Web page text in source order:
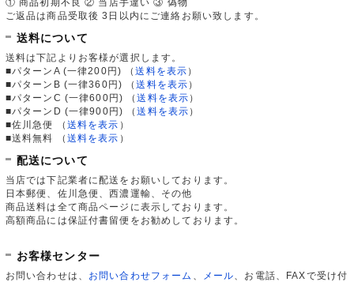
① 商品初期不良 ② 当店手違い ③ 偽物
ご返品は商品受取後 3日以内にご連絡お願い致します。
送料について
送料は下記よりお客様が選択します。
■パターンA (一律200円)
（送料を表示 ）
■パターンB (一律360円)
（送料を表示 ）
■パターンC (一律600円)
（送料を表示 ）
■パターンD (一律900円)
（送料を表示 ）
■佐川急便
（ 送料を表示 ）
■送料無料
（ 送料を表示 ）
配送について
当店では下記業者に配送をお願いしております。
日本郵便、佐川急便、西濃運輸、その他
商品送料は全て商品ページに表示しております。
高額商品には保証付書留便をお勧めしております。
お客様センター
お問い合わせは、 お問い合わせフォーム メール 、お電話、FAXで受け付